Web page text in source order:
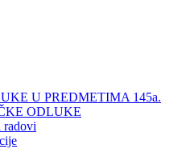
U PREDMETIMA 145a.
ODLUKE
radovi